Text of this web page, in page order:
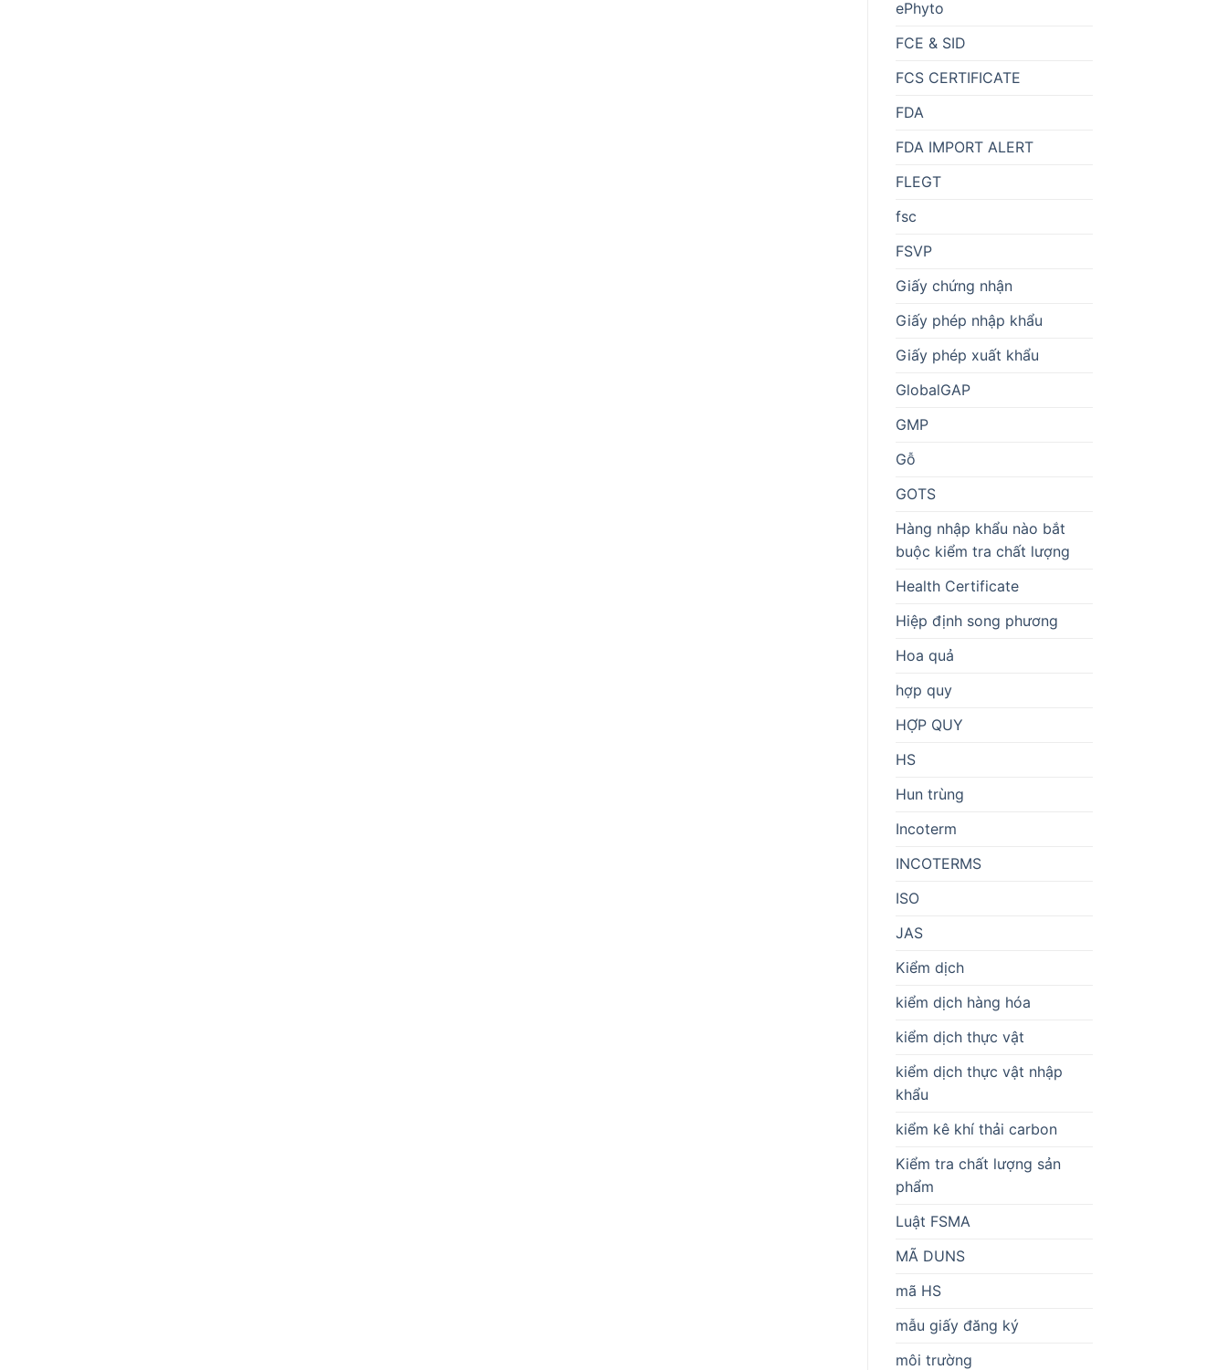
ePhyto
FCE & SID
FCS CERTIFICATE
FDA
FDA IMPORT ALERT
FLEGT
fsc
FSVP
Giấy chứng nhận
Giấy phép nhập khẩu
Giấy phép xuất khẩu
GlobalGAP
GMP
Gỗ
GOTS
Hàng nhập khẩu nào bắt
buộc kiểm tra chất lượng
Health Certificate
Hiệp định song phương
Hoa quả
hợp quy
HỢP QUY
HS
Hun trùng
Incoterm
INCOTERMS
ISO
JAS
Kiểm dịch
kiểm dịch hàng hóa
kiểm dịch thực vật
kiểm dịch thực vật nhập
khẩu
kiểm kê khí thải carbon
Kiểm tra chất lượng sản
phẩm
Luật FSMA
MÃ DUNS
mã HS
mẫu giấy đăng ký
môi trường